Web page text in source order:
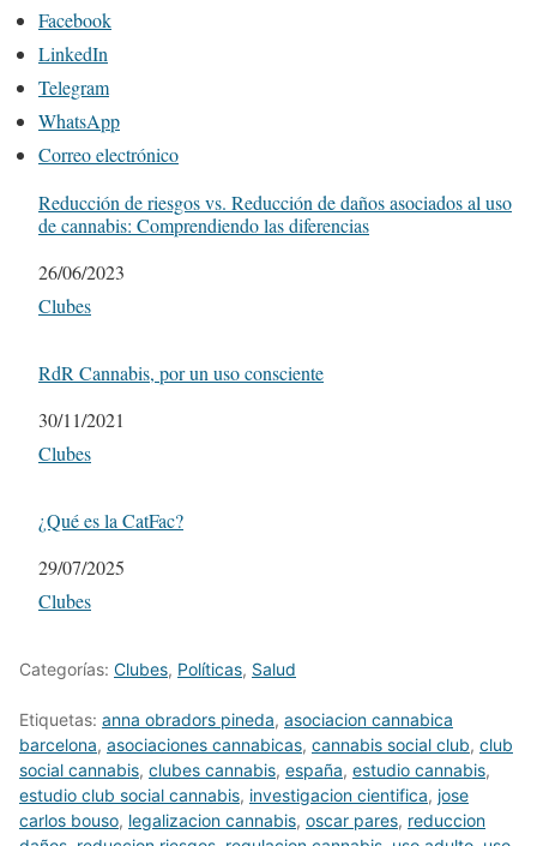
Facebook
LinkedIn
Telegram
WhatsApp
Correo electrónico
Reducción de riesgos vs. Reducción de daños asociados al uso
de cannabis: Comprendiendo las diferencias
Fecha
26/06/2023
Respecto a
Clubes
RdR Cannabis, por un uso consciente
Fecha
30/11/2021
Respecto a
Clubes
¿Qué es la CatFac?
Fecha
29/07/2025
Respecto a
Clubes
Categorías: Clubes, Políticas, Salud
Etiquetas: anna obradors pineda, asociacion cannabica
barcelona, asociaciones cannabicas, cannabis social club, club
social cannabis, clubes cannabis, españa, estudio cannabis,
estudio club social cannabis, investigacion cientifica, jose
carlos bouso, legalizacion cannabis, oscar pares, reduccion